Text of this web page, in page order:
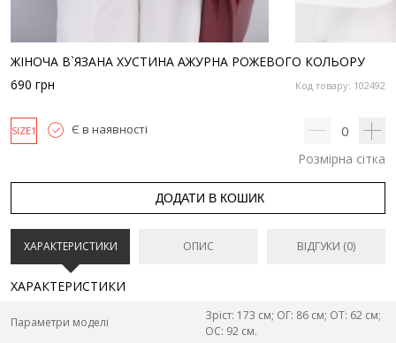
ЖІНОЧА В`ЯЗАНА ХУСТИНА АЖУРНА РОЖЕВОГО КОЛЬОРУ
Код товару: 102492
690 грн
SIZE1 Є в наявності 0
Розмірна сітка
ДОДАТИ В КОШИК
ХАРАКТЕРИСТИКИ ОПИС ВІДГУКИ (0)
ХАРАКТЕРИСТИКИ
Параметри моделі
Зріст: 173 см; ОГ: 86 см; ОТ: 62 см;
ОС: 92 см.